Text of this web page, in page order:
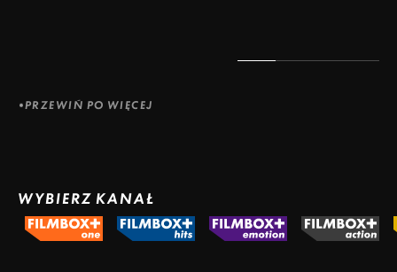
PRZEWIŃ PO WIĘCEJ
WYBIERZ KANAŁ